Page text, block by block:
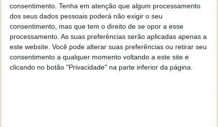
consentimento. Tenha em atenção que algum processamento
dos seus dados pessoais poderá não exigir o seu
consentimento, mas que tem o direito de se opor a esse
processamento. As suas preferências serão aplicadas apenas a
este website. Você pode alterar suas preferências ou retirar seu
consentimento a qualquer momento voltando a este site e
clicando no botão "Privacidade" na parte inferior da página.